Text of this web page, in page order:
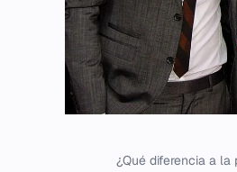
¿Qué diferencia a la